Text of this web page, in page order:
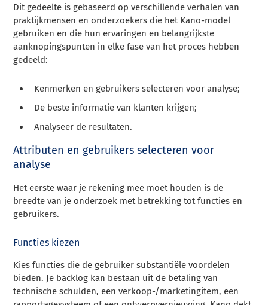
Dit gedeelte is gebaseerd op verschillende verhalen van
praktijkmensen en onderzoekers die het Kano-model
gebruiken en die hun ervaringen en belangrijkste
aanknopingspunten in elke fase van het proces hebben
gedeeld:
Kenmerken en gebruikers selecteren voor analyse;
De beste informatie van klanten krijgen;
Analyseer de resultaten.
Attributen en gebruikers selecteren voor
analyse
Het eerste waar je rekening mee moet houden is de
breedte van je onderzoek met betrekking tot functies en
gebruikers.
Functies kiezen
Kies functies die de gebruiker substantiële voordelen
bieden. Je backlog kan bestaan uit de betaling van
technische schulden, een verkoop-/marketingitem, een